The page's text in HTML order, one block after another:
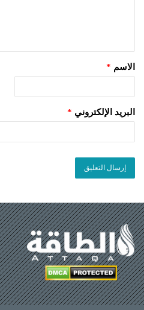
الاسم *
البريد الإلكتروني *